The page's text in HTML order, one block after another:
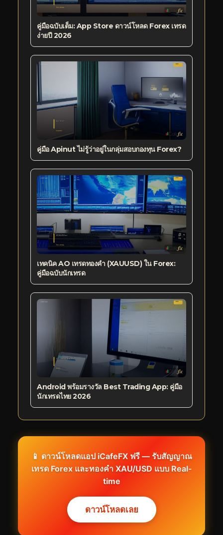
คู่มือฉบับเต็ม: App Store ดาวน์โหลด Forex เทรด
ง่ายปี 2026
คู่มือ Apinut ไม่รู้ว่าอยู่ในกลุ่มสอบกองทุน Forex?
เทคนิค AO เทรดทองคำ (XAUUSD) ใน Forex:
คู่มือฉบับนักเทรด
Android พร้อมรางวัล Best Trading App: คู่มือ
นักเทรดไทย 2026
📱 ดาวน์โหลดแอป iCafeFX ฟรี — รับสัญญาณ
เทรด Forex และทองคำ XAU/USD แบบ Real-
time
ดาวน์โหลดเลย